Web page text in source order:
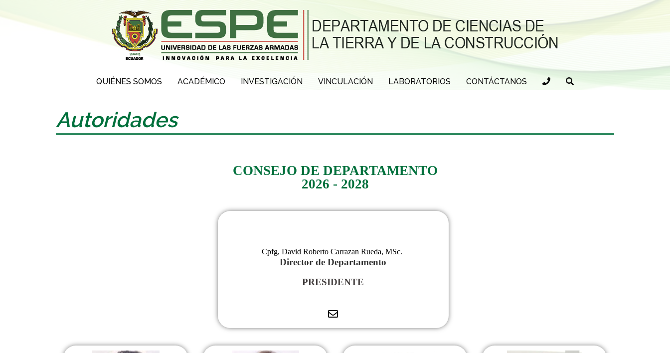
QUIÉNES SOMOS ACADÉMICO INVESTIGACIÓN VINCULACIÓN LABORATORIOS CONTÁCTANOS
Autoridades
CONSEJO DE DEPARTAMENTO
2026 - 2028
Cpfg, David Roberto Carrazan Rueda, MSc.
Director de Departamento
PRESIDENTE